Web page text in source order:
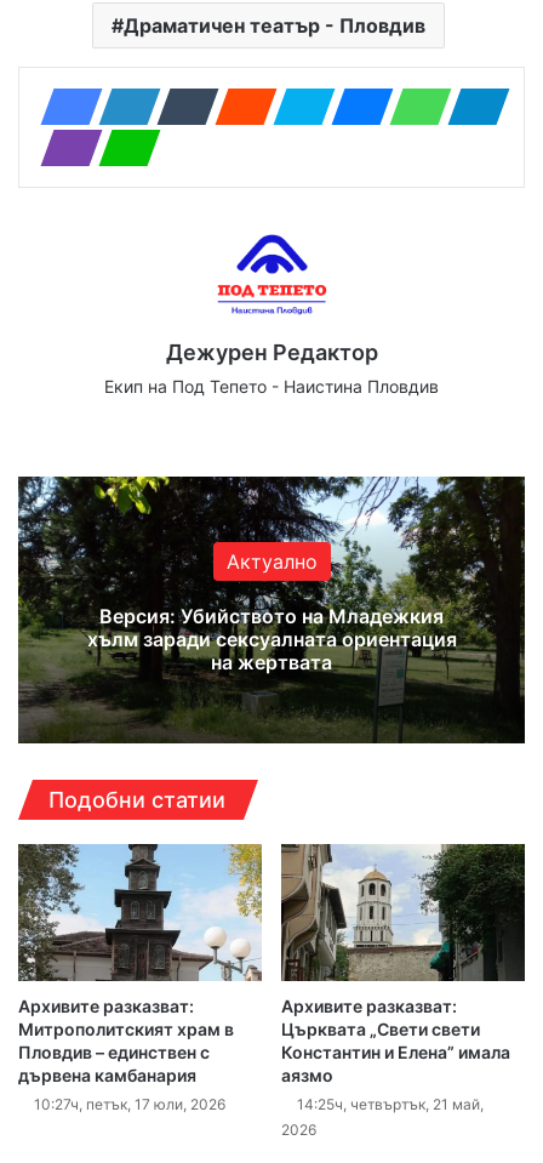
Драматичен театър - Пловдив
Дежурен Редактор
Екип на Под Тепето - Наистина Пловдив
te bo
ok
ub
e
ra
m
Актуално
Версия: Убийството на Младежкия
хълм заради сексуалната ориентация
на жертвата
Подобни статии
Архивите разказват:
Митрополитският храм в
Пловдив – единствен с
дървена камбанария
10:27ч, петък, 17 юли, 2026
Архивите разказват:
Църквата „Свети свети
Константин и Елена” имала
аязмо
14:25ч, четвъртък, 21 май,
2026